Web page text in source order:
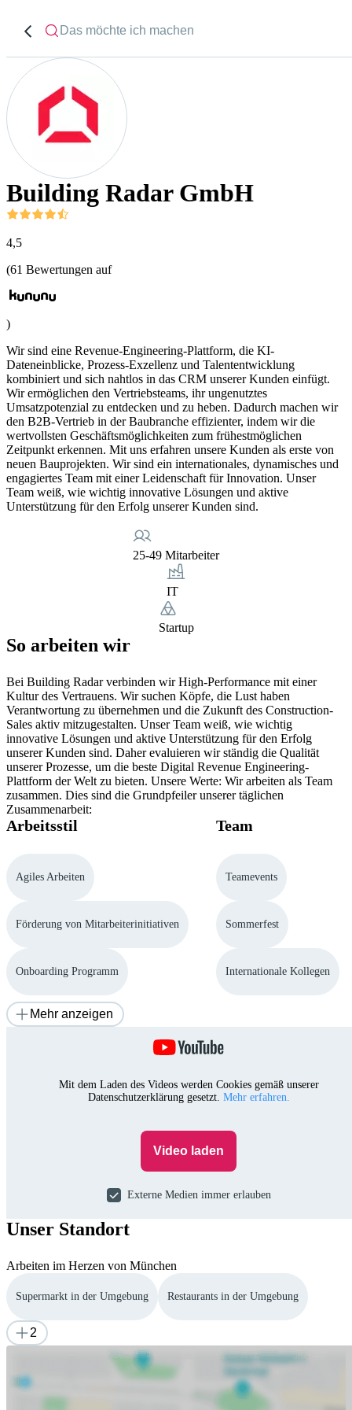
Building Radar GmbH
4,5
(61 Bewertungen auf
)
Wir sind eine Revenue-Engineering-Plattform, die KI-
Dateneinblicke, Prozess-Exzellenz und Talententwicklung
kombiniert und sich nahtlos in das CRM unserer Kunden einfügt.
Wir ermöglichen den Vertriebsteams, ihr ungenutztes
Umsatzpotenzial zu entdecken und zu heben. Dadurch machen wir
den B2B-Vertrieb in der Baubranche effizienter, indem wir die
wertvollsten Geschäftsmöglichkeiten zum frühestmöglichen
Zeitpunkt erkennen. Mit uns erfahren unsere Kunden als erste von
neuen Bauprojekten. Wir sind ein internationales, dynamisches und
engagiertes Team mit einer Leidenschaft für Innovation. Unser
Team weiß, wie wichtig innovative Lösungen und aktive
Unterstützung für den Erfolg unserer Kunden sind.
25-49 Mitarbeiter
IT
Startup
So arbeiten wir
Bei Building Radar verbinden wir High-Performance mit einer
Kultur des Vertrauens. Wir suchen Köpfe, die Lust haben
Verantwortung zu übernehmen und die Zukunft des Construction-
Sales aktiv mitzugestalten. Unser Team weiß, wie wichtig
innovative Lösungen und aktive Unterstützung für den Erfolg
unserer Kunden sind. Daher evaluieren wir ständig die Qualität
unserer Prozesse, um die beste Digital Revenue Engineering-
Plattform der Welt zu bieten. Unsere Werte: Wir arbeiten als Team
zusammen. Dies sind die Grundpfeiler unserer täglichen
Zusammenarbeit:
Arbeitsstil
Agiles Arbeiten
Förderung von Mitarbeiterinitiativen
Onboarding Programm
Team
Teamevents
Sommerfest
Internationale Kollegen
Mehr anzeigen
Mit dem Laden des Videos werden Cookies gemäß unserer
Datenschutzerklärung gesetzt. Mehr erfahren.
Video laden
Externe Medien immer erlauben
Unser Standort
Arbeiten im Herzen von München
Supermarkt in der Umgebung Restaurants in der Umgebung
2